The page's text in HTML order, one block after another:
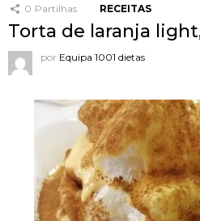
0 Partilhas RECEITAS
Torta de laranja
por Equipa 1001 dietas